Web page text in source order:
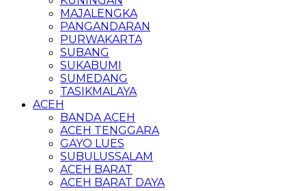
MAJALENGKA
PANGANDARAN
PURWAKARTA
SUBANG
SUKABUMI
SUMEDANG
TASIKMALAYA
ACEH
BANDA ACEH
ACEH TENGGARA
GAYO LUES
SUBULUSSALAM
ACEH BARAT
ACEH BARAT DAYA